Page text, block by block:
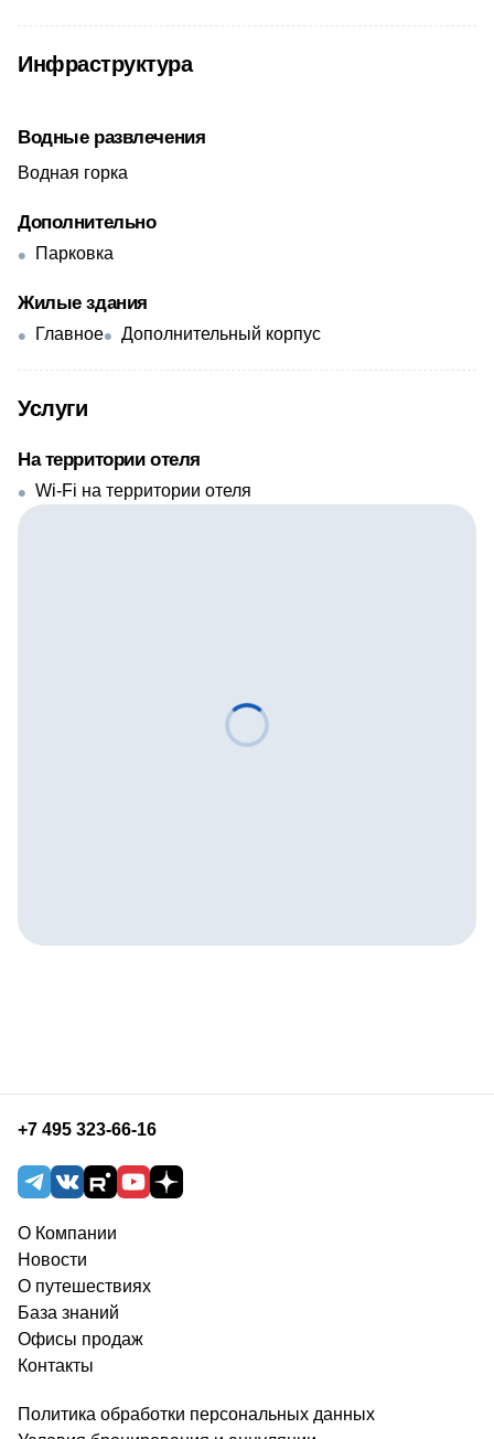
Инфраструктура
Водные развлечения
Водная горка
Дополнительно
Парковка
Жилые здания
Главное Дополнительный корпус
Услуги
На территории отеля
Wi-Fi на территории отеля
+7 495 323-66-16
О Компании
Новости
О путешествиях
База знаний
Офисы продаж
Контакты
Политика обработки персональных данных